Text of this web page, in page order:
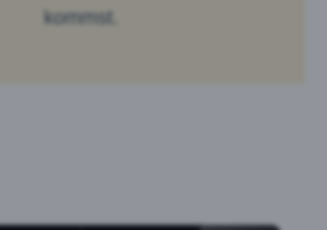
kommst.